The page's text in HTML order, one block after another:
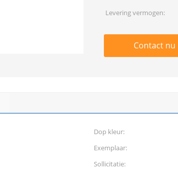
Levering vermogen:
Contact nu
Dop kleur:
Exemplaar:
Sollicitatie: